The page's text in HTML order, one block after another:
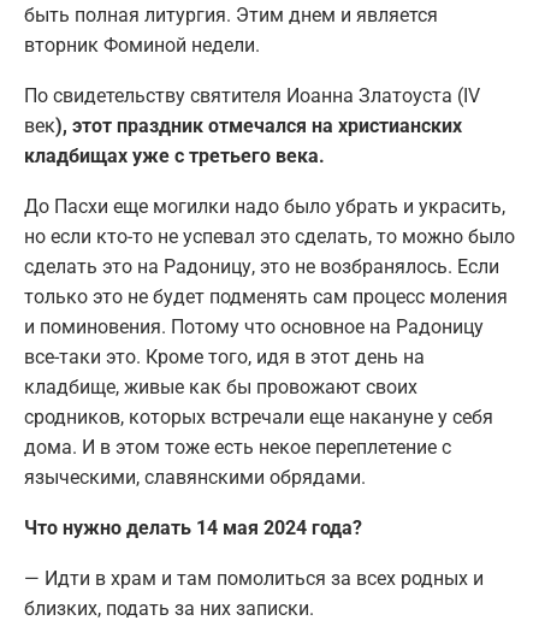
быть полная литургия. Этим днем и является
вторник Фоминой недели.
По свидетельству святителя Иоанна Златоуста (IV
век), этот праздник отмечался на христианских
кладбищах уже с третьего века.
До Пасхи еще могилки надо было убрать и украсить,
но если кто-то не успевал это сделать, то можно было
сделать это на Радоницу, это не возбранялось. Если
только это не будет подменять сам процесс моления
и поминовения. Потому что основное на Радоницу
все-таки это. Кроме того, идя в этот день на
кладбище, живые как бы провожают своих
сродников, которых встречали еще накануне у себя
дома. И в этом тоже есть некое переплетение с
языческими, славянскими обрядами.
Что нужно делать 14 мая 2024 года?
— Идти в храм и там помолиться за всех родных и
близких, подать за них записки.